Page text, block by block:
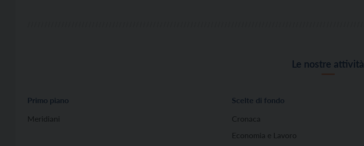
Le nostre attività
Primo piano
Meridiani
Scelte di fondo
Cronaca
Economia e Lavoro